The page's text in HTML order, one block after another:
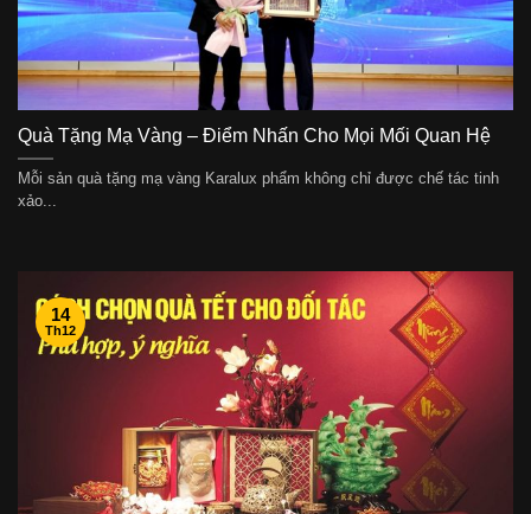
Quà Tặng Mạ Vàng – Điểm Nhấn Cho Mọi Mối Quan Hệ
Mỗi sản quà tặng mạ vàng Karalux phẩm không chỉ được chế tác tinh
xảo...
14
Th12